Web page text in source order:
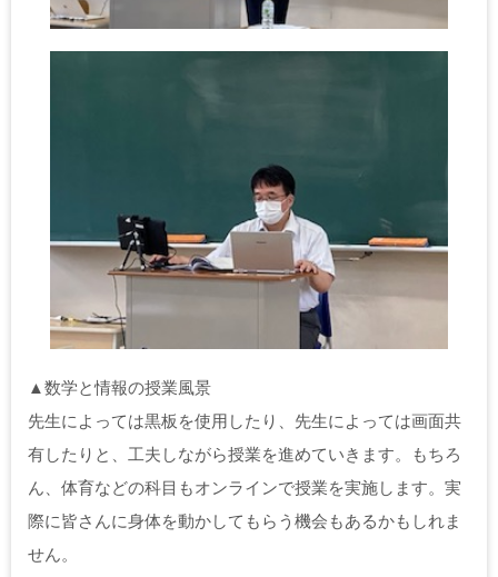
▲数学と情報の授業風景
先生によっては黒板を使用したり、先生によっては画面共
有したりと、工夫しながら授業を進めていきます。もちろ
ん、体育などの科目もオンラインで授業を実施します。実
際に皆さんに身体を動かしてもらう機会もあるかもしれま
せん。